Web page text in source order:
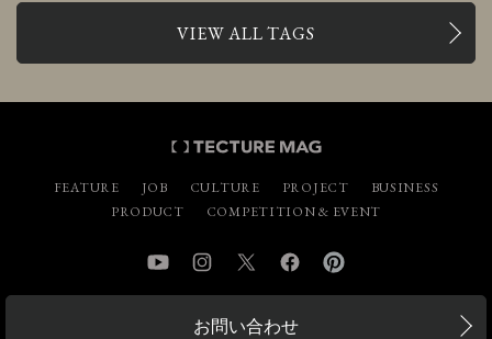
VIEW ALL TAGS
FEATURE JOB CULTURE PROJECT
BUSINESS
PRODUCT
COMPETITION & EVENT
YouTube InstagramTwitter Facebook
お問い合わせ